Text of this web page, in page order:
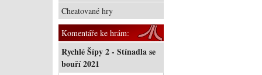
Cheatované hry
Komentáře ke hrám:
Rychlé Šípy 2 - Stínadla se
bouří 2021